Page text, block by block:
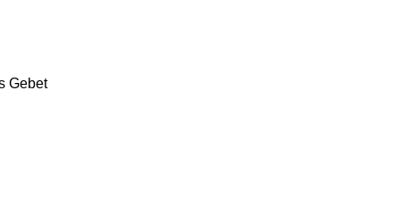
Gebet